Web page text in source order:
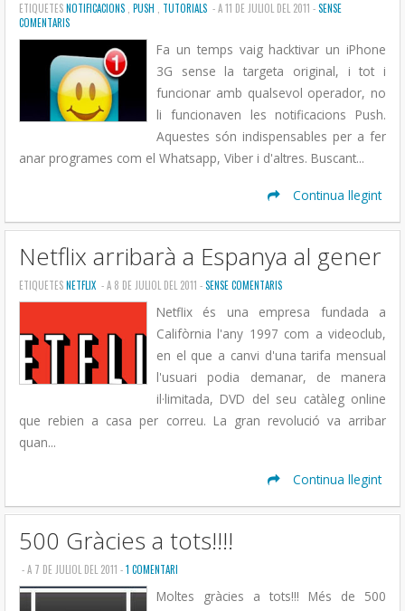
ETIQUETESNOTIFICACIONS , PUSH , TUTORIALS - A 11 DE JULIOL DEL 2011 -SENSE
COMENTARIS
Fa un temps vaig hacktivar un iPhone
3G sense la targeta original, i tot i
funcionar amb qualsevol operador, no
li funcionaven les notificacions Push.
Aquestes són indispensables per a fer
anar programes com el Whatsapp, Viber i d'altres. Buscant...
Continua llegint
Netflix arribarà a Espanya al gener
ETIQUETESNETFLIX - A 8 DE JULIOL DEL 2011 -SENSE COMENTARIS
Netflix és una empresa fundada a
Califòrnia l'any 1997 com a videoclub,
en el que a canvi d'una tarifa mensual
l'usuari podia demanar, de manera
il·limitada, DVD del seu catàleg online
que rebien a casa per correu. La gran revolució va arribar
quan...
Continua llegint
500 Gràcies a tots!!!!
- A 7 DE JULIOL DEL 2011 -1 COMENTARI
Moltes gràcies a tots!!! Més de 500